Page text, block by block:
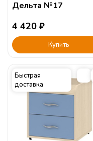
Дельта №17
4 420 ₽
Купить
Быстрая
доставка